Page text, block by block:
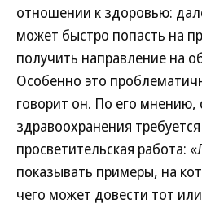
отношении к здоровью:
может быстро попасть на
получить направление на
Особенно это
говорит он. По его мнению,
здравоохранения
просветительская работа:
показывать примеры, на
чего может довести тот